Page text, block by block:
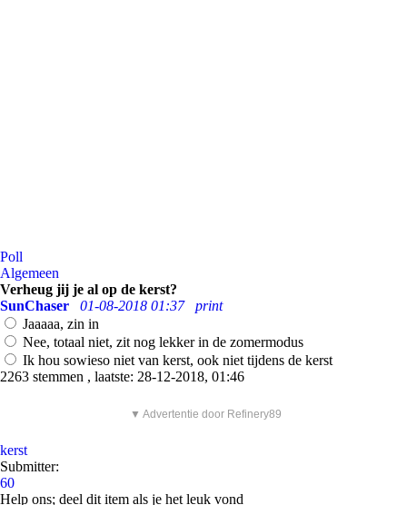
Poll
Algemeen
Verheug jij je al op de kerst?
SunChaser
01-08-2018 01:37
print
Jaaaaa, zin in
Nee, totaal niet, zit nog lekker in de zomermodus
Ik hou sowieso niet van kerst, ook niet tijdens de kerst
2263 stemmen , laatste: 28-12-2018, 01:46
▼ Advertentie door Refinery89
kerst
Submitter:
60
Help ons; deel dit item als je het leuk vond